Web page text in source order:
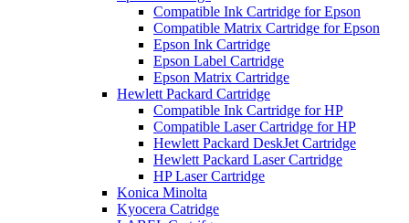
Compatible Ink Cartridge for Epson
Compatible Matrix Cartridge for Epson
Epson Ink Cartridge
Epson Label Cartridge
Epson Matrix Cartridge
Hewlett Packard Cartridge
Compatible Ink Cartridge for HP
Compatible Laser Cartridge for HP
Hewlett Packard DeskJet Cartridge
Hewlett Packard Laser Cartridge
HP Laser Cartridge
Konica Minolta
Kyocera Catridge